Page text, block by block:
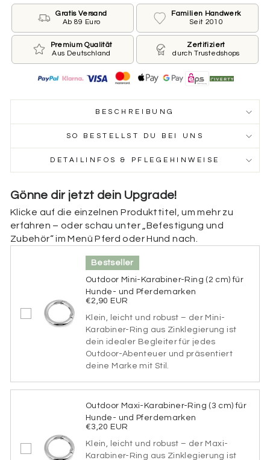
GROSS ⌀ 30 MM FÜR GROSSE HUNDE
Beschriftung der Vorderseite
Wie ist der Name Deines Hundes und welche
Telefonnummer sollen wir auf die Marke drucken?
Du möchtest keinen Namen oder keine Nummer?
Name des Hundes
Beschriftung der Rückseite
Hier kannst du die Rückseite deiner Marke
Adresse, einen Hinweis (z. B. „Ich bin gechipt“), deine
Tasso-Nummer oder spezielle medizinische Infos (z.
B. „Diabetiker“, „allergisch gegen bestimmte
Medikamente“) hinzu. Wenn du die Rückseite nicht
personalisieren möchtest, kannst du dieses Feld
einfach überspringen.
Beschriftung der Rückseite
Bitte wähle eine Schriftart aus.
Gratis Versand
Ab 89 Euro
Familien Handwerk
Seit 2010
Premium Qualität
Aus Deutschland
Zertifiziert
durch Trustedshops
BESCHREIBUNG
SO BESTELLST DU BEI UNS
DETAILINFOS & PFLEGEHINWEISE
Gönne dir jetzt dein Upgrade!
Klicke auf die einzelnen Produkttitel, um mehr zu
erfahren – oder schau unter „Befestigung und
Zubehör“ im Menü Pferd oder Hund nach.
Bestseller
Outdoor Mini-Karabiner-Ring (2 cm) für
Hunde- und Pferdemarken
€2,90 EUR
Klein, leicht und robust – der Mini-
Karabiner-Ring aus Zinklegierung ist
dein idealer Begleiter für jedes
Outdoor-Abenteuer und präsentiert
deine Marke mit Stil.
Outdoor Maxi-Karabiner-Ring (3 cm) für
Hunde- und Pferdemarken
€3,20 EUR
Klein, leicht und robust – der Maxi-
Karabiner-Ring aus Zinklegierung ist